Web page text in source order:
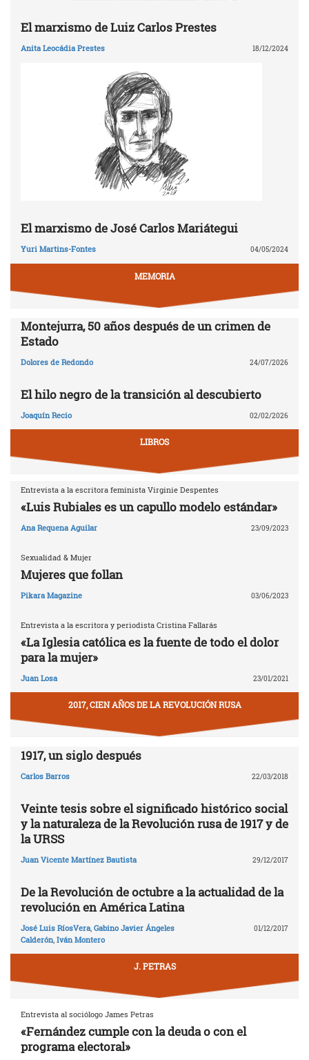
El marxismo de Luiz Carlos Prestes
Anita Leocádia Prestes 18/12/2024
El marxismo de José Carlos Mariátegui
Yuri Martins-Fontes 04/05/2024
MEMORIA
Montejurra, 50 años después de un crimen de
Estado
Dolores de Redondo 24/07/2026
El hilo negro de la transición al descubierto
Joaquín Recio 02/02/2026
LIBROS
Entrevista a la escritora feminista Virginie Despentes
«Luis Rubiales es un capullo modelo estándar»
Ana Requena Aguilar 23/09/2023
Sexualidad & Mujer
Mujeres que follan
Pikara Magazine 03/06/2023
Entrevista a la escritora y periodista Cristina Fallarás
«La Iglesia católica es la fuente de todo el dolor
para la mujer»
Juan Losa 23/01/2021
2017, CIEN AÑOS DE LA REVOLUCIÓN RUSA
1917, un siglo después
Carlos Barros 22/03/2018
Veinte tesis sobre el significado histórico social
y la naturaleza de la Revolución rusa de 1917 y de
la URSS
Juan Vicente Martínez Bautista 29/12/2017
De la Revolución de octubre a la actualidad de la
revolución en América Latina
José Luis RíosVera, Gabino Javier Ángeles
Calderón, Iván Montero
01/12/2017
J. PETRAS
Entrevista al sociólogo James Petras
«Fernández cumple con la deuda o con el
programa electoral»